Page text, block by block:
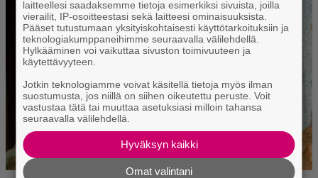
laitteellesi saadaksemme tietoja esimerkiksi sivuista, joilla
vierailit, IP-osoitteestasi sekä laitteesi ominaisuuksista.
Pääset tutustumaan yksityiskohtaisesti käyttötarkoituksiin ja
teknologiakumppaneihimme seuraavalla välilehdellä.
Hylkääminen voi vaikuttaa sivuston toimivuuteen ja
käytettävyyteen.
Jotkin teknologiamme voivat käsitellä tietoja myös ilman
suostumusta, jos niillä on siihen oikeutettu peruste. Voit
vastustaa tätä tai muuttaa asetuksiasi milloin tahansa
seuraavalla välilehdellä.
Hyväksyn kaikki
Omat valintani